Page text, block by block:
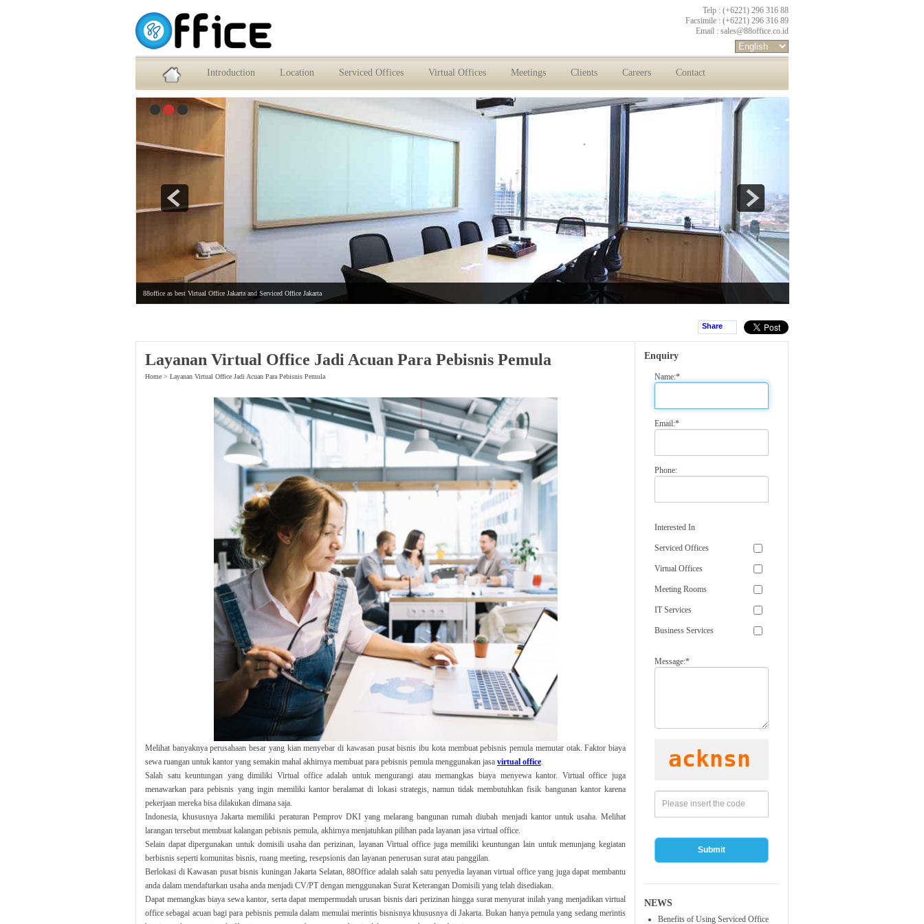
Service Office dan Virtual Office Jakarta Selatan
Telp : (+6221) 296 316 88
Facsimile : (+6221) 296 316 89
Email : sales@88office.co.id
Introduction Location Serviced Offices Virtual Offices Meetings Clients Careers Contact
88office as best Virtual Office Jakarta and Serviced Office Jakarta
Share
Layanan Virtual Office Jadi Acuan Para Pebisnis Pemula
Home > Layanan Virtual Office Jadi Acuan Para Pebisnis Pemula
Melihat banyaknya perusahaan besar yang kian menyebar di kawasan pusat bisnis ibu kota membuat pebisnis pemula memutar otak. Faktor biaya
sewa ruangan untuk kantor yang semakin mahal akhirnya membuat para pebisnis pemula menggunakan jasa virtual office.
Salah satu keuntungan yang dimiliki Virtual office adalah untuk mengurangi atau memangkas biaya menyewa kantor. Virtual office juga
menawarkan para pebisnis yang ingin memiliki kantor beralamat di lokasi strategis, namun tidak membutuhkan fisik bangunan kantor karena
pekerjaan mereka bisa dilakukan dimana saja.
Indonesia, khususnya Jakarta memiliki peraturan Pemprov DKI yang melarang bangunan rumah diubah menjadi kantor untuk usaha. Melihat
larangan tersebut membuat kalangan pebisnis pemula, akhirnya menjatuhkan pilihan pada layanan jasa virtual office.
Selain dapat dipergunakan untuk domisili usaha dan perizinan, layanan Virtual office juga memiliki keuntungan lain untuk menunjang kegiatan
berbisnis seperti komunitas bisnis, ruang meeting, resepsionis dan layanan penerusan surat atau panggilan.
Berlokasi di Kawasan pusat bisnis kuningan Jakarta Selatan, 88Office adalah salah satu penyedia layanan virtual office yang juga dapat membantu
anda dalam mendaftarkan usaha anda menjadi CV/PT dengan menggunakan Surat Keterangan Domisili yang telah disediakan.
Dapat memangkas biaya sewa kantor, serta dapat mempermudah urusan bisnis dari perizinan hingga surat menyurat inilah yang menjadikan virtual
office sebagai acuan bagi para pebisnis pemula dalam memulai merintis bisnisnya khususnya di Jakarta. Bukan hanya pemula yang sedang merintis
Enquiry
Name:*
Email:*
Phone:
Interested In
Serviced Offices
Virtual Offices
Meeting Rooms
IT Services
Business Services
Message:*
Submit
NEWS
Benefits of Using Serviced Office